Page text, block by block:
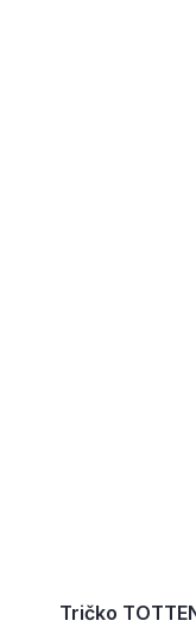
Tričko